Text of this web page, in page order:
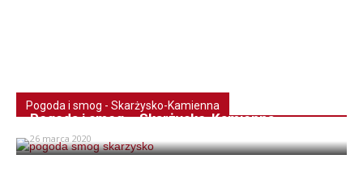
Pogoda i smog - Skarżysko-Kamienna
Pogoda i smog – Skarżysko-Kamienna
26 marca 2020